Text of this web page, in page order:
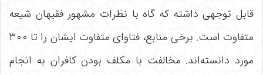
قابل توجهی داشته که گاه با نظرات مشهور فقیهان شیعه
متفاوت است. برخی منابع، فتاوای متفاوت ایشان را تا ۳۰۰
مورد دانسته‌اند. مخالفت با مکلف بودن کافران به انجام